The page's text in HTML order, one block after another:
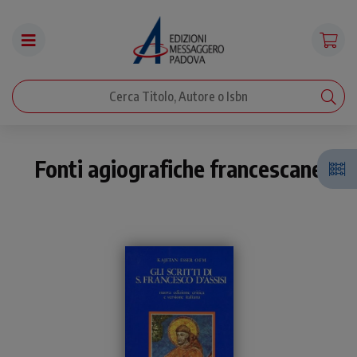
Fonti agiografiche francescane